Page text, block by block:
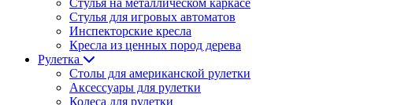
Стулья на металлическом каркасе
Стулья для игровых автоматов
Инспекторские кресла
Кресла из ценных пород дерева
Рулетка
Столы для американской рулетки
Аксессуары для рулетки
Колеса для рулетки